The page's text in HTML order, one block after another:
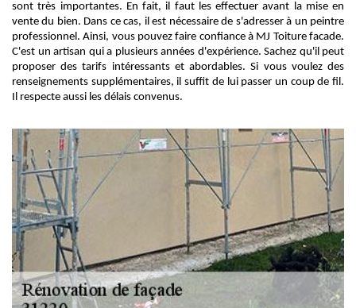
sont très importantes. En fait, il faut les effectuer avant la mise en
vente du bien. Dans ce cas, il est nécessaire de s'adresser à un peintre
professionnel. Ainsi, vous pouvez faire confiance à MJ Toiture facade.
C'est un artisan qui a plusieurs années d'expérience. Sachez qu'il peut
proposer des tarifs intéressants et abordables. Si vous voulez des
renseignements supplémentaires, il suffit de lui passer un coup de fil.
Il respecte aussi les délais convenus.